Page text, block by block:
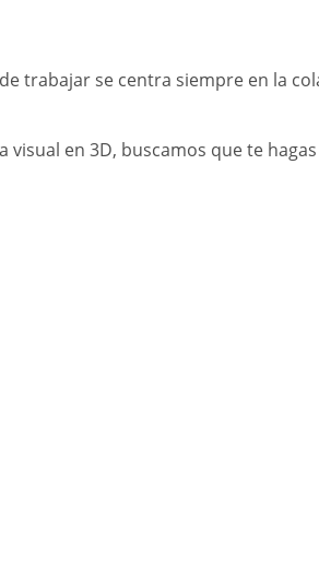
trabajar se centra siempre en la
en 3D, buscamos que te